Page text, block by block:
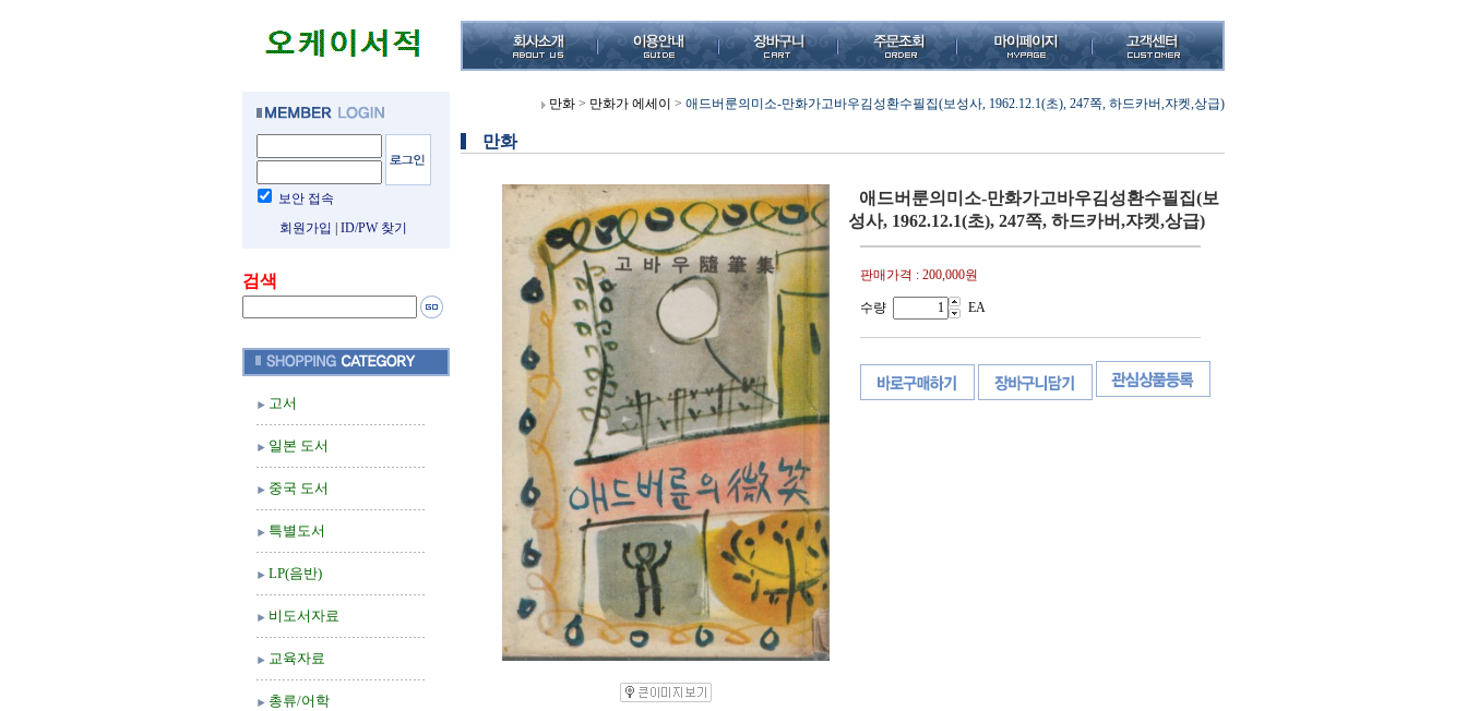
보안 접속
회원가입
ID/PW 찾기
검색
고서
일본 도서
중국 도서
특별도서
LP(음반)
비도서자료
교육자료
총류/어학
만화 > 만화가 에세이 > 애드버룬의미소-만화가고바우김성환수필집(보성사, 1962.12.1(초), 247쪽, 하드카버,쟈켓,상급)
만화
애드버룬의미소-만화가고바우김성환수필집(보
성사, 1962.12.1(초), 247쪽, 하드카버,쟈켓,상급)
판매가격 : 200,000원
수량 EA